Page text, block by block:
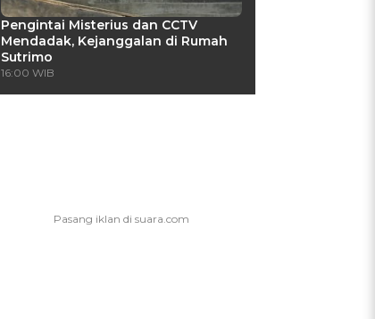
Pengintai Misterius dan CCTV
Mendadak, Kejanggalan di Rumah
Sutrimo
16:00 WIB